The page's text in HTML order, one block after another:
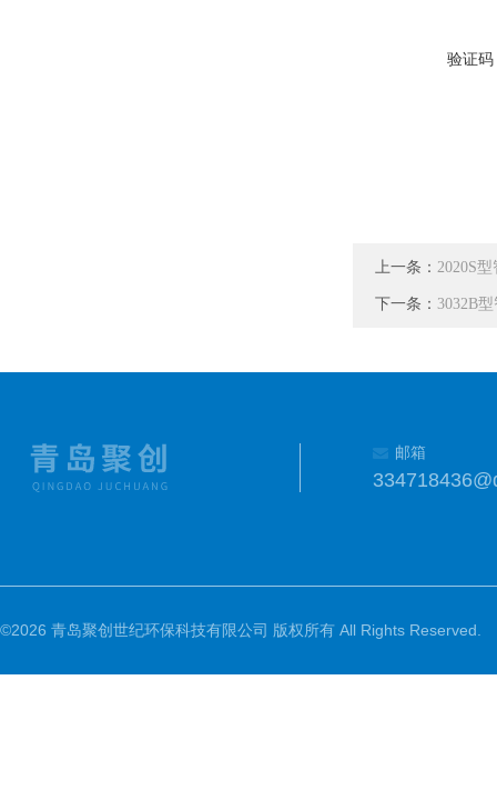
验证码
上一条： 2020S
下一条： 3032B
邮箱
©2026 青岛聚创世纪环保科技有限公司 版权所有 All Rights Reserved.